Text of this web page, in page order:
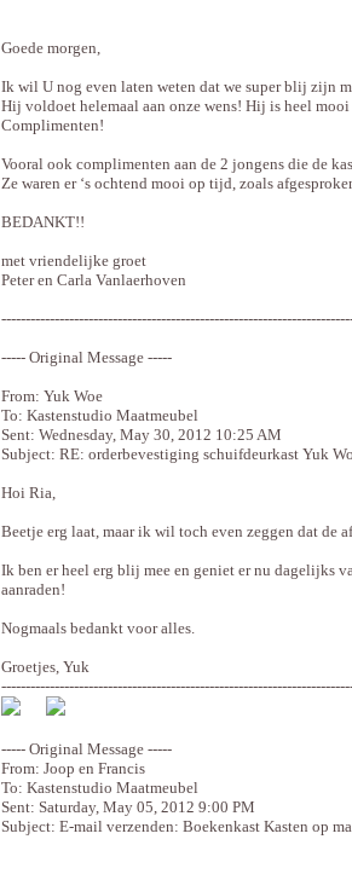
Goede morgen,
Ik wil U nog even laten weten dat we super blij zijn
Hij voldoet helemaal aan onze wens! Hij is heel mooi
Complimenten!
Vooral ook complimenten aan de 2 jongens die de
Ze waren er ‘s ochtend mooi op tijd, zoals
BEDANKT!!
met vriendelijke groet
Peter en Carla Vanlaerhoven
----- Original Message -----
From: Yuk Woe
To: Kastenstudio Maatmeubel
Sent: Wednesday, May 30, 2012 10:25 AM
Subject: RE: orderbevestiging schuifdeurkast Yuk
Hoi Ria,
Beetje erg laat, maar ik wil toch even zeggen dat de
Ik ben er heel erg blij mee en geniet er nu dagelijks
aanraden!
Nogmaals bedankt voor alles.
Groetjes, Yuk
----- Original Message -----
From: Joop en Francis
To: Kastenstudio Maatmeubel
Sent: Saturday, May 05, 2012 9:00 PM
Subject: E-mail verzenden: Boekenkast Kasten op